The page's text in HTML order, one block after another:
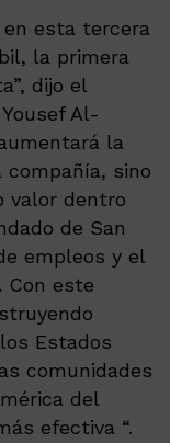
en esta tercera
la primera
dijo el
Al-
la
sino
valor dentro
de San
empleos y el
Con este
Estados
comunidades
del
efectiva “.